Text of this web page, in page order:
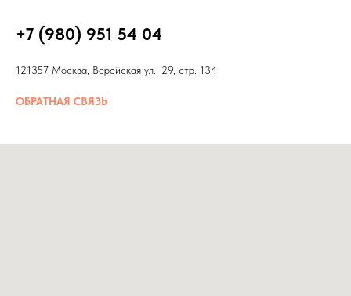
+7 (980) 951 54 04
121357 Москва, Верейская ул., 29, стр. 134
ОБРАТНАЯ СВЯЗЬ